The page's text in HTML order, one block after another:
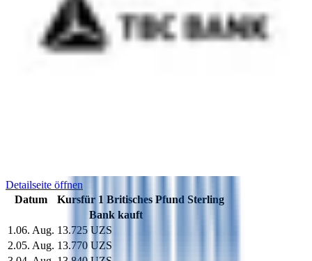
Kursrechner
Offizieller Kurs: 146,37 UZS für 1 RUB
Detailseite öffnen
Datum
Kursfür 1 Britisches Pfund Sterling
Bank kauft
1 .06. Aug. 13.725 UZS
2.05. Aug. 13.770 UZS